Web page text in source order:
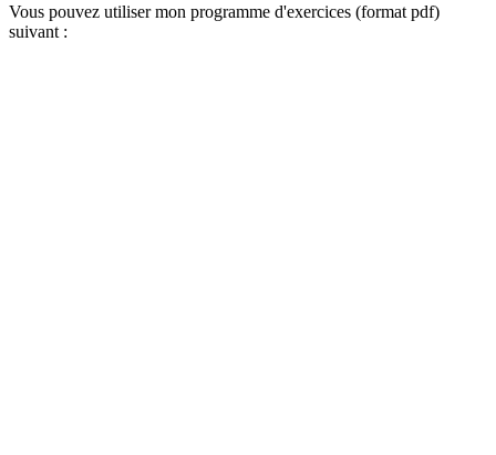
Vous pouvez utiliser mon programme d'exercices (format pdf)
suivant :